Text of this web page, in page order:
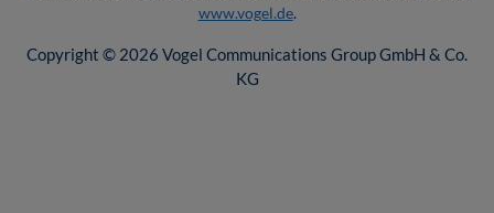
www.vogel.de.
Copyright © 2026 Vogel Communications Group GmbH & Co.
KG